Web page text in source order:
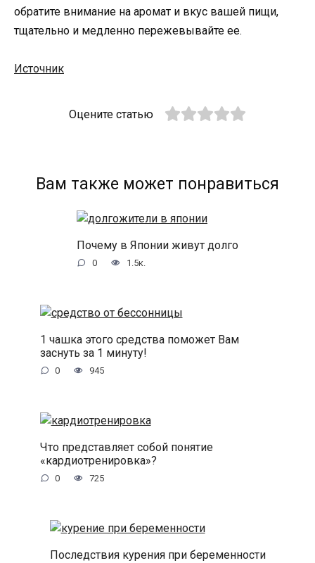
обратите внимание на аромат и вкус вашей пищи,
тщательно и медленно пережевывайте ее.
Источник
Оцените статью
Вам также может понравиться
Почему в Японии живут долго
0 1.5к.
1 чашка этого средства поможет Вам
заснуть за 1 минуту!
0 945
Что представляет собой понятие
«кардиотренировка»?
0 725
Последствия курения при беременности